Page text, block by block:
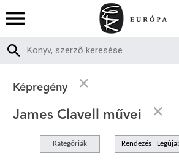
Képregény
James Clavell művei
Kategóriák Rendezés